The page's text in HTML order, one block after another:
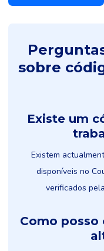
sobre
Existe um
Existem
disponíveis no
verificados
Como